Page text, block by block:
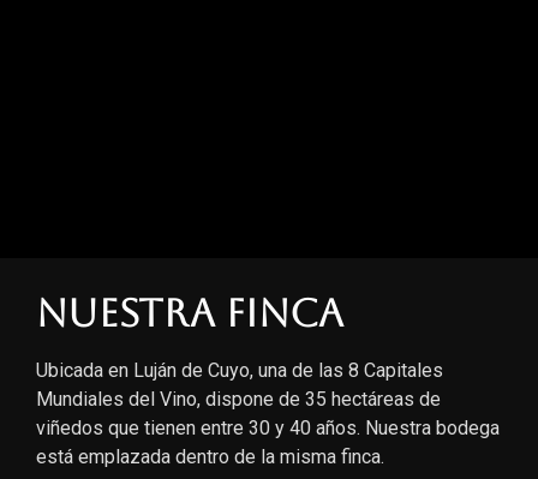
Nuestra finca
Ubicada en Luján de Cuyo, una de las 8 Capitales
Mundiales del Vino, dispone de 35 hectáreas de
viñedos que tienen entre 30 y 40 años. Nuestra bodega
está emplazada dentro de la misma finca.